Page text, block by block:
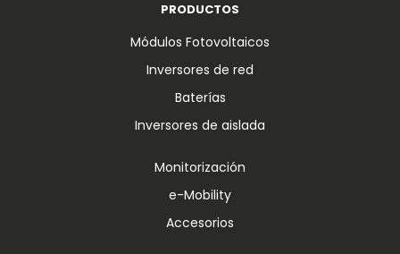
PRODUCTOS
Módulos Fotovoltaicos
Inversores de red
Baterías
Inversores de aislada
Monitorización
e-Mobility
Accesorios